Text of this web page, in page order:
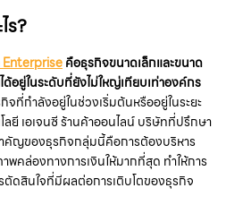
ร?
คือธุรกิจขนาดเล็กและขนาด
อยู่ในระดับที่ยังไม่ใหญ่เทียบเท่าองค์กร
จที่กำลังอยู่ในช่วงเริ่มต้นหรืออยู่ในระยะ
ลยี เอเจนซี ร้านค้าออนไลน์ บริษัทที่ปรึกษา
คัญของธุรกิจกลุ่มนี้คือการต้องบริหาร
คล่องทางการเงินให้มากที่สุด ทำให้การ
ดสินใจที่มีผลต่อการเติบโตของธุรกิจ